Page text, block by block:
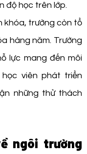
độ học trên lớp.
khóa, trường còn tổ
hàng năm. Trường
lực mang đến môi
viên phát triển
những thử thách
ngôi trường